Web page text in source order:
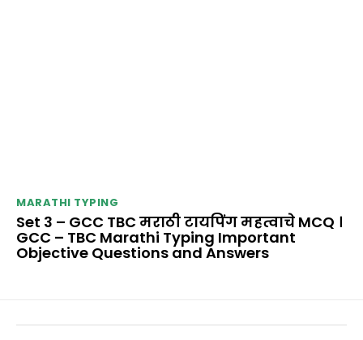
MARATHI TYPING
Set 3 – GCC TBC मराठी टायपिंग महत्वाचे MCQ ।
GCC – TBC Marathi Typing Important
Objective Questions and Answers